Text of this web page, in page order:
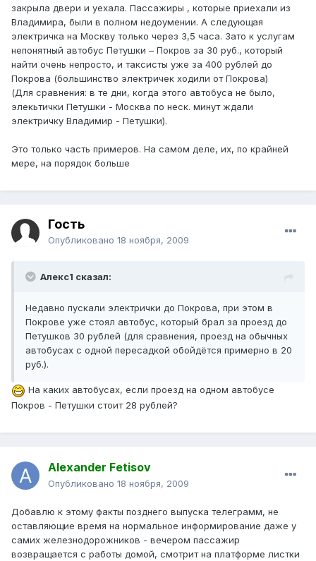
закрыла двери и уехала. Пассажиры , которые приехали из
Владимира, были в полном недоумении. А следующая
электричка на Москву только через 3,5 часа. Зато к услугам
непонятный автобус Петушки – Покров за 30 руб., который
найти очень непросто, и таксисты уже за 400 рублей до
Покрова (большинство электричек ходили от Покрова)
(Для сравнения: в те дни, когда этого автобуса не было,
элекьтички Петушки - Москва по неск. минут ждали
электричку Владимир - Петушки).
Это только часть примеров. На самом деле, их, по крайней
мере, на порядок больше
Гость
Опубликовано 18 ноября, 2009
Алекс1 сказал:
Недавно пускали электрички до Покрова, при этом в
Покрове уже стоял автобус, который брал за проезд до
Петушков 30 рублей (для сравнения, проезд на обычных
автобусах с одной пересадкой обойдётся примерно в 20
руб.).
На каких автобусах, если проезд на одном автобусе
Покров - Петушки стоит 28 рублей?
Alexander Fetisov
Опубликовано 18 ноября, 2009
Добавлю к этому факты позднего выпуска телеграмм, не
оставляющие время на нормальное информирование даже у
самих железнодорожников - вечером пассажир
возвращается с работы домой, смотрит на платформе листки